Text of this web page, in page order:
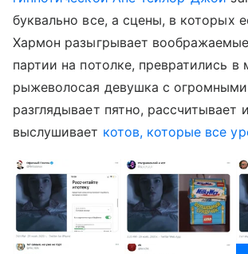
буквально все, а сцены, в которых
Хармон разыгрывает
партии на потолке, превратились
рыжеволосая девушка с огромными
разглядывает пятно, рассчитывает
выслушивает котов, которые все